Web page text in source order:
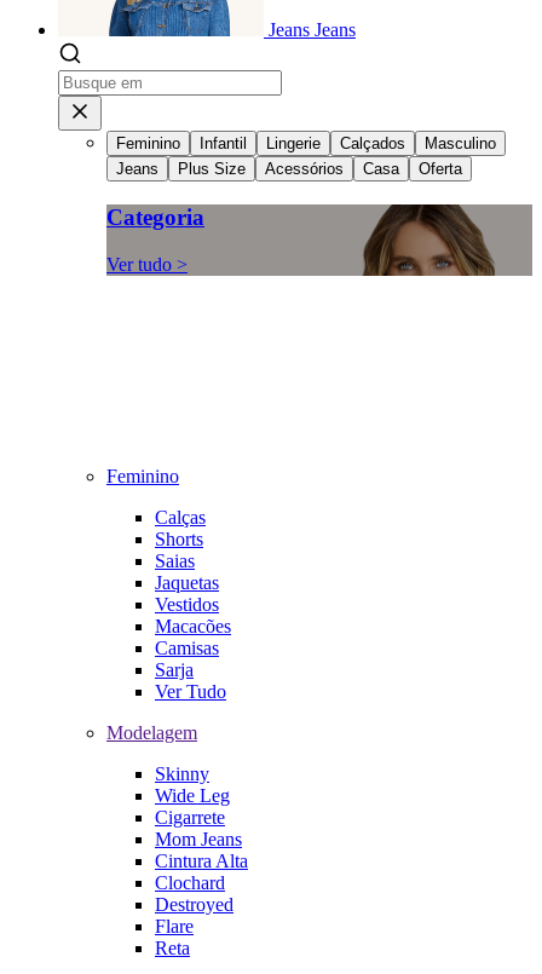
Jeans Jeans
Feminino Infantil Lingerie Calçados
Masculino
Jeans
Plus Size Acessórios Casa Oferta
Categoria
Ver tudo >
Feminino
Calças
Shorts
Saias
Jaquetas
Vestidos
Macacões
Camisas
Sarja
Ver Tudo
Modelagem
Skinny
Wide Leg
Cigarrete
Mom Jeans
Cintura Alta
Clochard
Destroyed
Flare
Reta